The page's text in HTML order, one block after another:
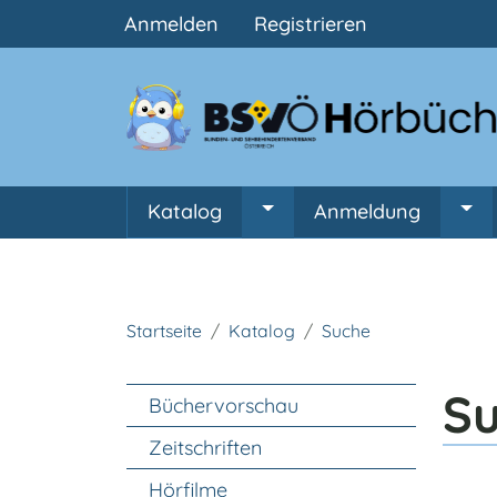
Benutzermenü
Anmelden Registrieren
Hauptnavigation
Katalog Untermenü von Katalog
Anmeldung
Startseite Katalog Suche
Unter Navigation
Büchervorschau
Zeitschriften
Hörfilme